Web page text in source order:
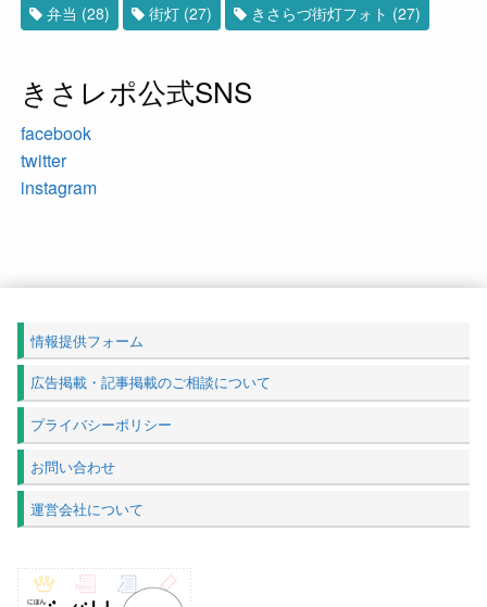
弁当 (28) 街灯 (27) きさらづ街灯フォト (27)
きさレポ公式SNS
facebook
twitter
instagram
情報提供フォーム
広告掲載・記事掲載のご相談について
プライバシーポリシー
お問い合わせ
運営会社について